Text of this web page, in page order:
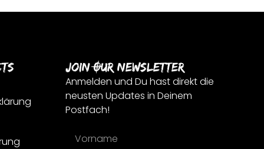
Join Our Newsletter
Anmelden und Du hast direkt die
neusten Updates in Deinem
Postfach!